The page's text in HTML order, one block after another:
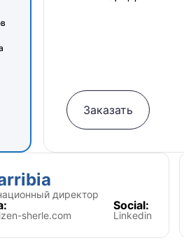
Заказать
директор
sherle.com
Social:
Linkedin